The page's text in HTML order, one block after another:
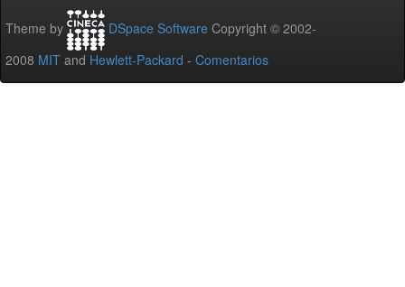
Theme by DSpace Software Copyright © 2002-
2008 MIT and Hewlett-Packard - Comentarios